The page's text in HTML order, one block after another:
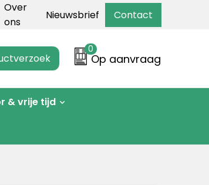
Over
ons
Nieuwsbrief Contact
0
Op aanvraag
& vrije tijd